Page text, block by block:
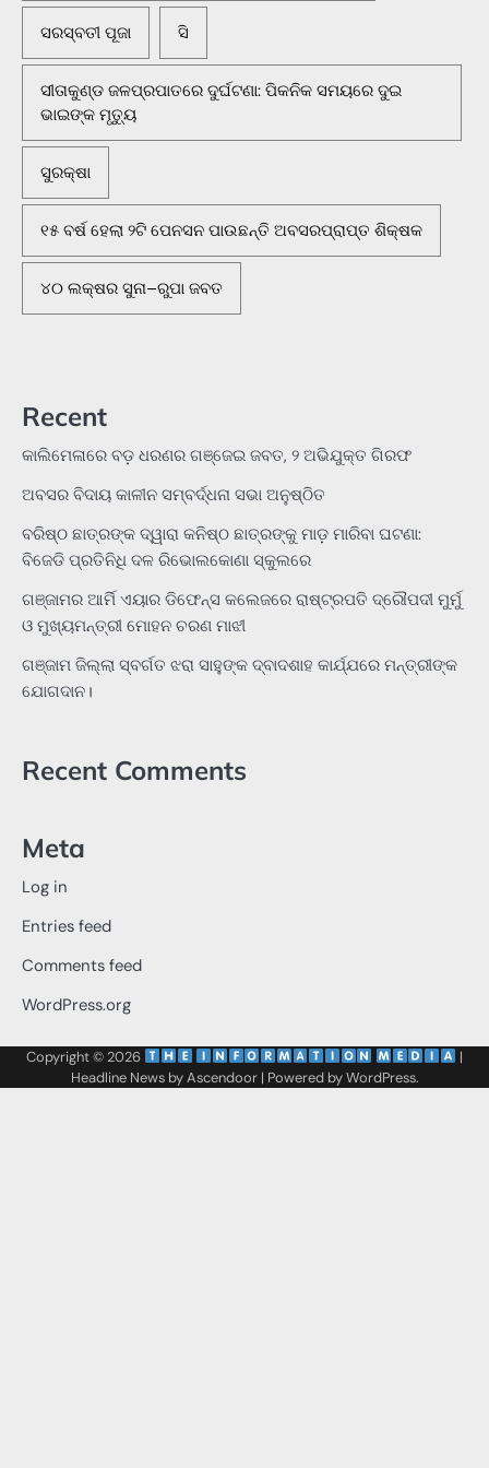
ସରସ୍ବତୀ ପୂଜା ସି
ସୀତାକୁଣ୍ଡ ଜଳପ୍ରପାତରେ ଦୁର୍ଘଟଣା: ପିକନିକ ସମୟରେ ଦୁଇ
ଭାଇଙ୍କ ମୃତ୍ୟୁ
ସୁରକ୍ଷା
୧୫ ବର୍ଷ ହେଲା ୨ଟି ପେନସନ ପାଉଛନ୍ତି ଅବସରପ୍ରାପ୍ତ ଶିକ୍ଷକ
୪୦ ଲକ୍ଷର ସୁନା–ରୁପା ଜବତ
Recent
କାଲିମେଳାରେ ବଡ଼ ଧରଣର ଗଞ୍ଜେଇ ଜବତ, ୨ ଅଭିଯୁକ୍ତ ଗିରଫ
ଅବସର ବିଦାୟ କାଳୀନ ସମ୍ବର୍ଦ୍ଧନା ସଭା ଅନୁଷ୍ଠିତ
ବରିଷ୍ଠ ଛାତ୍ରଙ୍କ ଦ୍ୱାରା କନିଷ୍ଠ ଛାତ୍ରଙ୍କୁ ମାଡ଼ ମାରିବା ଘଟଣା:
ବିଜେଡି ପ୍ରତିନିଧି ଦଳ ରିଭୋଲକୋଣା ସ୍କୁଲରେ
ଗଞ୍ଜାମର ଆର୍ମି ଏୟାର ଡିଫେନ୍ସ କଲେଜରେ ରାଷ୍ଟ୍ରପତି ଦ୍ରୌପଦୀ ମୁର୍ମୁ
ଓ ମୁଖ୍ୟମନ୍ତ୍ରୀ ମୋହନ ଚରଣ ମାଝୀ
ଗଞ୍ଜାମ ଜିଲ୍ଲା ସ୍ବର୍ଗତ ଝରା ସାହୁଙ୍କ ଦ୍ବାଦଶାହ କାର୍ଯ୍ଯରେ ମନ୍ତ୍ରୀଙ୍କ
ଯୋଗଦାନ।
Recent Comments
Meta
Log in
Entries feed
Comments feed
WordPress.org
Copyright © 2026
|
Headline News byAscendoor| Powered byWordPress.